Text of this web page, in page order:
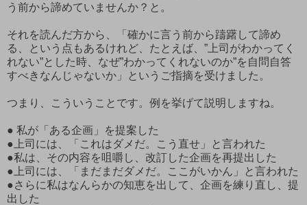
う前から諦めていませんか？と。
それを読んだ方から、「確かに言う前から躊躇して諦め
る、という点もあるけれど、たとえば、”上司がわかってく
れない”とした時、なぜ”わかってくれないのか”を自問自答
すべきなんじゃないか」というご指摘を受けました。
つまり、こういうことです。例を挙げて説明しますね。
● 私が「ある企画」を提案した
●上司には、「これはダメだ。こう直せ」と言われた
●私は、その内容を咀嚼し、改訂した企画を再提出した
●上司には、「まだまだダメだ。ここがいかん」と言われた
●さらに私はなんらかの知恵を出して、企画を練り直し、提
出した